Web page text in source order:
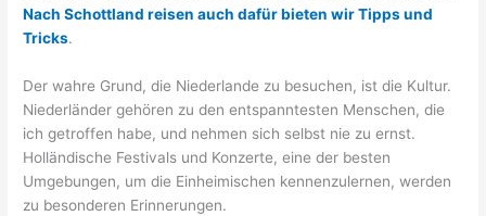
Nach Schottland reisen auch dafür bieten wir Tipps und
Tricks.
Der wahre Grund, die Niederlande zu besuchen, ist die Kultur.
Niederländer gehören zu den entspanntesten Menschen, die
ich getroffen habe, und nehmen sich selbst nie zu ernst.
Holländische Festivals und Konzerte, eine der besten
Umgebungen, um die Einheimischen kennenzulernen, werden
zu besonderen Erinnerungen.